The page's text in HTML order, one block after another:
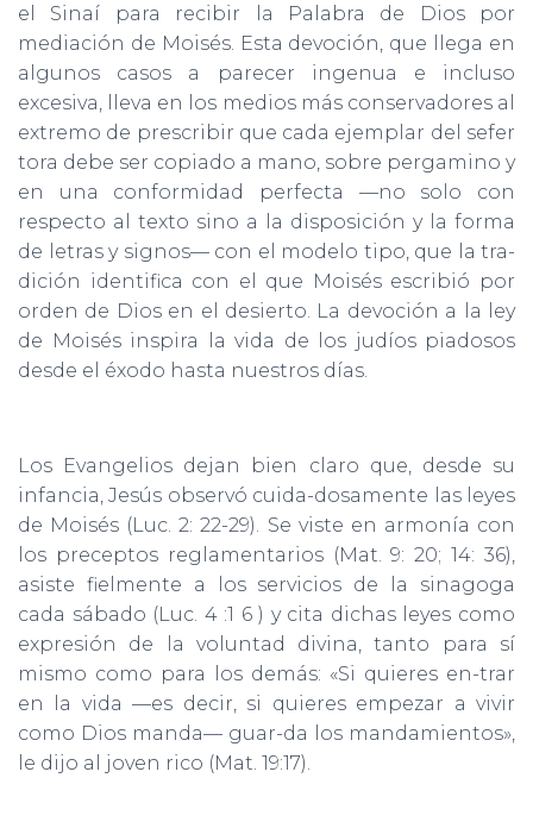
el Sinaí para recibir la Palabra de Dios por
mediación de Moisés. Esta devoción, que llega en
algunos casos a parecer ingenua e incluso
excesiva, lleva en los medios más conservadores al
extremo de prescribir que cada ejemplar del sefer
tora debe ser copiado a mano, sobre pergamino y
en una conformidad perfecta —no solo con
respecto al texto sino a la disposición y la forma
de letras y signos— con el modelo tipo, que la tra-
dición identifica con el que Moisés escribió por
orden de Dios en el desierto. La devoción a la ley
de Moisés inspira la vida de los judíos piadosos
desde el éxodo hasta nuestros días.
Los Evangelios dejan bien claro que, desde su
infancia, Jesús observó cuida-dosamente las leyes
de Moisés (Luc. 2: 22-29). Se viste en armonía con
los preceptos reglamentarios (Mat. 9: 20; 14: 36),
asiste fielmente a los servicios de la sinagoga
cada sábado (Luc. 4 :1 6 ) y cita dichas leyes como
expresión de la voluntad divina, tanto para sí
mismo como para los demás: «Si quieres en-trar
en la vida —es decir, si quieres empezar a vivir
como Dios manda— guar-da los mandamientos»,
le dijo al joven rico (Mat. 19:17).